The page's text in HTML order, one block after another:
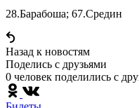
28.Барабоша; 67.Средин
Назад к новостям
Поделись c друзьями
0 человек поделились c